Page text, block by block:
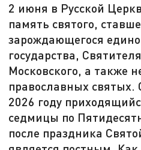
2 июня в Русской
память святого,
зарождающегося
государства,
Московского, а также
православных
2026 году
седмицы по
после праздника